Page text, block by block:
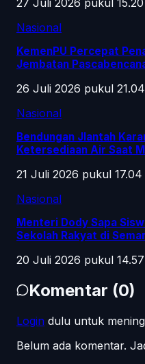
Nasional
KemenPU Percepat
Jembatan
26 Juli 2026 pukul 21.04
Nasional
Bendungan Jlantah
Ketersediaan Air Saat
21 Juli 2026 pukul 17.04
Nasional
Menteri Dody Sapa
Sekolah Rakyat di
20 Juli 2026 pukul 14.57
Komentar (0)
Login dulu untuk
Belum ada komentar.